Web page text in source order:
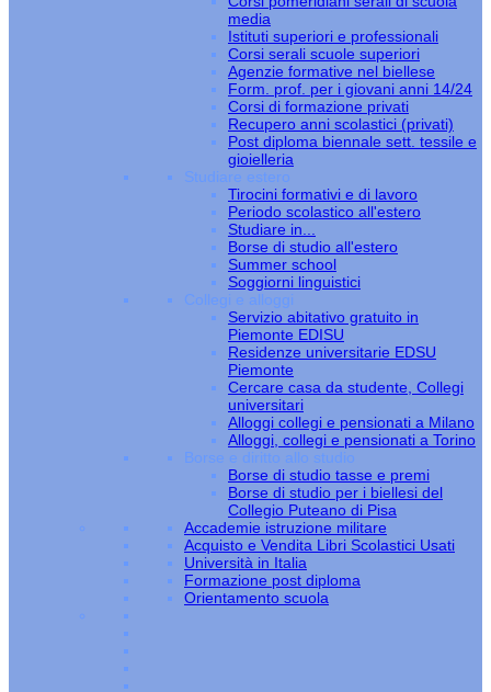
media
Istituti superiori e professionali
Corsi serali scuole superiori
Agenzie formative nel biellese
Form. prof. per i giovani anni 14/24
Corsi di formazione privati
Recupero anni scolastici (privati)
Post diploma biennale sett. tessile e
gioielleria
Studiare estero
Tirocini formativi e di lavoro
Periodo scolastico all'estero
Studiare in...
Borse di studio all'estero
Summer school
Soggiorni linguistici
Collegi e alloggi
Servizio abitativo gratuito in
Piemonte EDISU
Residenze universitarie EDSU
Piemonte
Cercare casa da studente, Collegi
universitari
Alloggi collegi e pensionati a Milano
Alloggi, collegi e pensionati a Torino
Borse e diritto allo studio
Borse di studio tasse e premi
Borse di studio per i biellesi del
Collegio Puteano di Pisa
Accademie istruzione militare
Acquisto e Vendita Libri Scolastici Usati
Università in Italia
Formazione post diploma
Orientamento scuola